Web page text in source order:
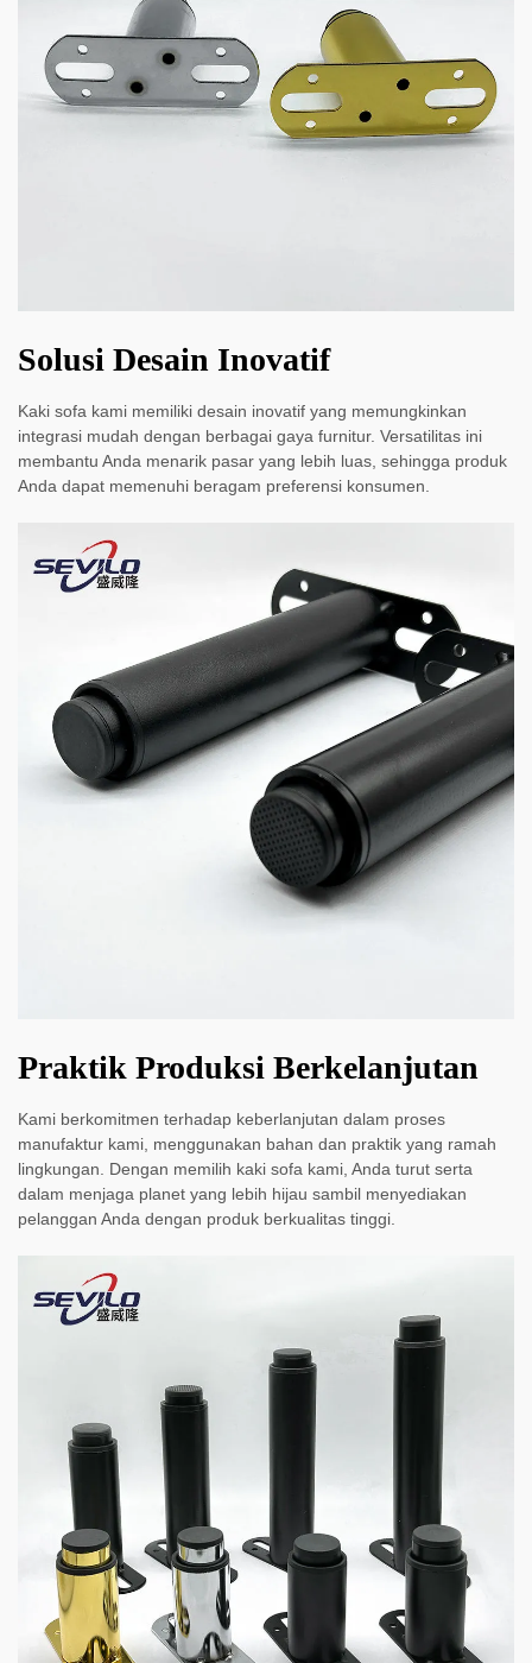
Solusi Desain Inovatif
Kaki sofa kami memiliki desain inovatif yang memungkinkan
integrasi mudah dengan berbagai gaya furnitur. Versatilitas ini
membantu Anda menarik pasar yang lebih luas, sehingga produk
Anda dapat memenuhi beragam preferensi konsumen.
Praktik Produksi Berkelanjutan
Kami berkomitmen terhadap keberlanjutan dalam proses
manufaktur kami, menggunakan bahan dan praktik yang ramah
lingkungan. Dengan memilih kaki sofa kami, Anda turut serta
dalam menjaga planet yang lebih hijau sambil menyediakan
pelanggan Anda dengan produk berkualitas tinggi.